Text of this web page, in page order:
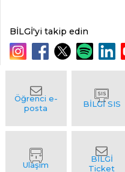
BİLGİ'yi takip edin